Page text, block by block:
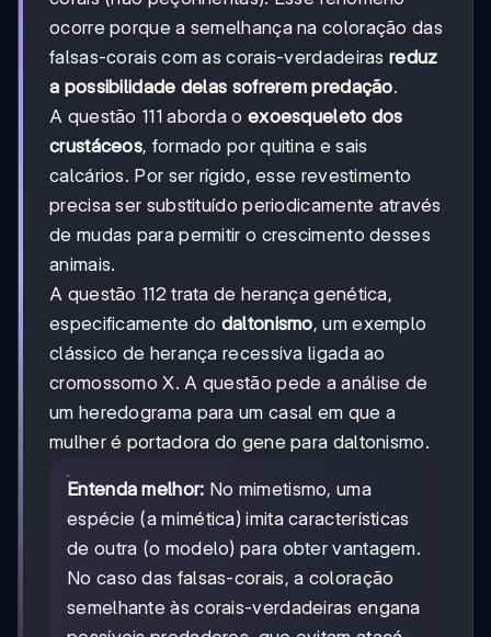
ocorre porque a semelhança na coloração das
falsas-corais com as corais-verdadeiras reduz
a possibilidade delas sofrerem predação.
A questão 111 aborda o exoesqueleto dos
crustáceos, formado por quitina e sais
calcários. Por ser rígido, esse revestimento
precisa ser substituído periodicamente através
de mudas para permitir o crescimento desses
animais.
A questão 112 trata de herança genética,
especificamente do daltonismo, um exemplo
clássico de herança recessiva ligada ao
cromossomo X. A questão pede a análise de
um heredograma para um casal em que a
mulher é portadora do gene para daltonismo.
Entenda melhor: No mimetismo, uma
espécie (a mimética) imita características
de outra (o modelo) para obter vantagem.
No caso das falsas-corais, a coloração
semelhante às corais-verdadeiras engana